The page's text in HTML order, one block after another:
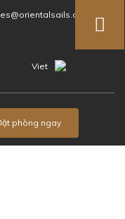
Viet
phòng ngay